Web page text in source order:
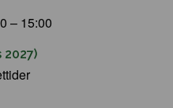
– 15:00